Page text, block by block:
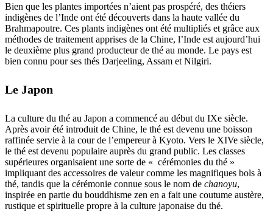
Bien que les plantes importées n’aient pas prospéré, des théiers
indigènes de l’Inde ont été découverts dans la haute vallée du
Brahmapoutre. Ces plants indigènes ont été multipliés et grâce aux
méthodes de traitement apprises de la Chine, l’Inde est aujourd’hui
le deuxième plus grand producteur de thé au monde. Le pays est
bien connu pour ses thés Darjeeling, Assam et Nilgiri.
Le Japon
La culture du thé au Japon a commencé au début du IXe siècle.
Après avoir été introduit de Chine, le thé est devenu une boisson
raffinée servie à la cour de l’empereur à Kyoto. Vers le XIVe siècle,
le thé est devenu populaire auprès du grand public. Les classes
supérieures organisaient une sorte de « cérémonies du thé »
impliquant des accessoires de valeur comme les magnifiques bols à
thé, tandis que la cérémonie connue sous le nom de chanoyu,
inspirée en partie du bouddhisme zen en a fait une coutume austère,
rustique et spirituelle propre à la culture japonaise du thé.